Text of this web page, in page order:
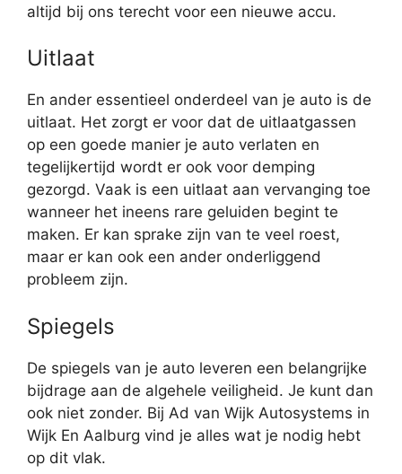
altijd bij ons terecht voor een nieuwe accu.
Uitlaat
En ander essentieel onderdeel van je auto is de
uitlaat. Het zorgt er voor dat de uitlaatgassen
op een goede manier je auto verlaten en
tegelijkertijd wordt er ook voor demping
gezorgd. Vaak is een uitlaat aan vervanging toe
wanneer het ineens rare geluiden begint te
maken. Er kan sprake zijn van te veel roest,
maar er kan ook een ander onderliggend
probleem zijn.
Spiegels
De spiegels van je auto leveren een belangrijke
bijdrage aan de algehele veiligheid. Je kunt dan
ook niet zonder. Bij Ad van Wijk Autosystems in
Wijk En Aalburg vind je alles wat je nodig hebt
op dit vlak.